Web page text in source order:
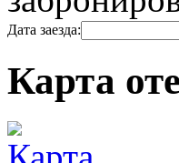
Дата заезда:
Карта